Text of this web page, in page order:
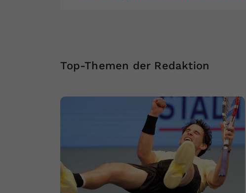
Top-Themen der Redaktion